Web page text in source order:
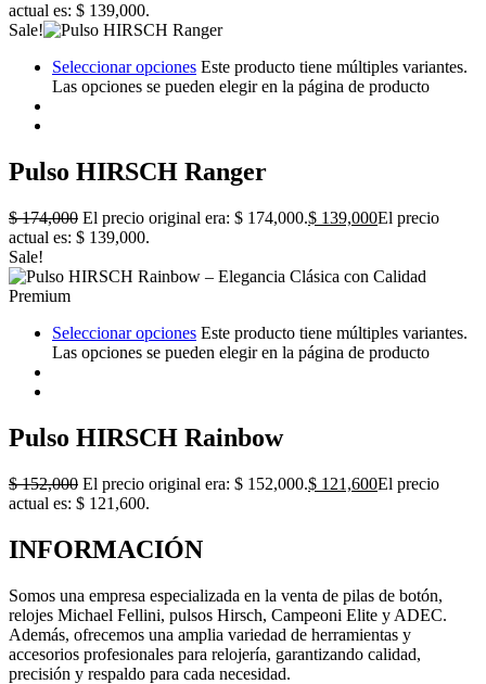
actual es: $ 139,000.
Sale!
Seleccionar opciones Este producto tiene múltiples variantes.
Las opciones se pueden elegir en la página de producto
Pulso HIRSCH Ranger
$174,000 El precio original era: $ 174,000.$ 139,000El precio
actual es: $ 139,000.
Sale!
Seleccionar opciones Este producto tiene múltiples variantes.
Las opciones se pueden elegir en la página de producto
Pulso HIRSCH Rainbow
$152,000 El precio original era: $ 152,000.$ 121,600El precio
actual es: $ 121,600.
INFORMACIÓN
Somos una empresa especializada en la venta de pilas de botón,
relojes Michael Fellini, pulsos Hirsch, Campeoni Elite y ADEC.
Además, ofrecemos una amplia variedad de herramientas y
accesorios profesionales para relojería, garantizando calidad,
precisión y respaldo para cada necesidad.